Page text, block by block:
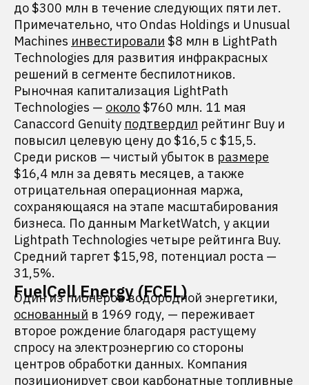
до $300 млн в течение следующих пяти лет.
Примечательно, что Ondas Holdings и Unusual
Machines инвестировали $8 млн в LightPath
Technologies для развития инфракрасных
решений в сегменте беспилотников.
Рыночная капитализация LightPath
Technologies — около$760 млн. 11 мая
Canaccord Genuity подтвердил рейтинг Buy и
повысил целевую цену до $16,5 с $15,5.
Среди рисков — чистый убыток в размере
$16,4 млн за девять месяцев, а также
отрицательная операционная маржа,
сохраняющаяся на этапе масштабирования
бизнеса. По данным MarketWatch, у акции
Lightpath Technologies четыре рейтинга Buy.
Средний таргет $15,98, потенциал роста —
31,5%.
FuelCell Energy (FCEL)
Один из пионеров водородной энергетики,
основанный в 1969 году, — переживает
второе рождение благодаря растущему
спросу на электроэнергию со стороны
центров обработки данных. Компания
позиционирует свои карбонатные топливные